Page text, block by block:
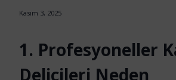
Kasım 3, 2025
1. Profesyoneller
Delicileri Neden